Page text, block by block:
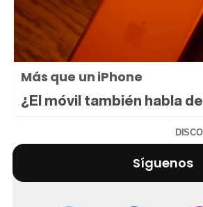
Más que un iPhone
¿El móvil también habla
Síguenos